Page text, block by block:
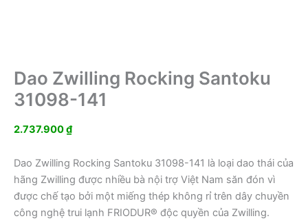
Dao Zwilling Rocking Santoku
31098-141
2.737.900₫
Dao Zwilling Rocking Santoku 31098-141 là loại dao thái của
hãng Zwilling được nhiều bà nội trợ Việt Nam săn đón vì
được chế tạo bởi một miếng thép không rỉ trên dây chuyền
công nghệ trui lạnh FRIODUR® độc quyền của Zwilling.